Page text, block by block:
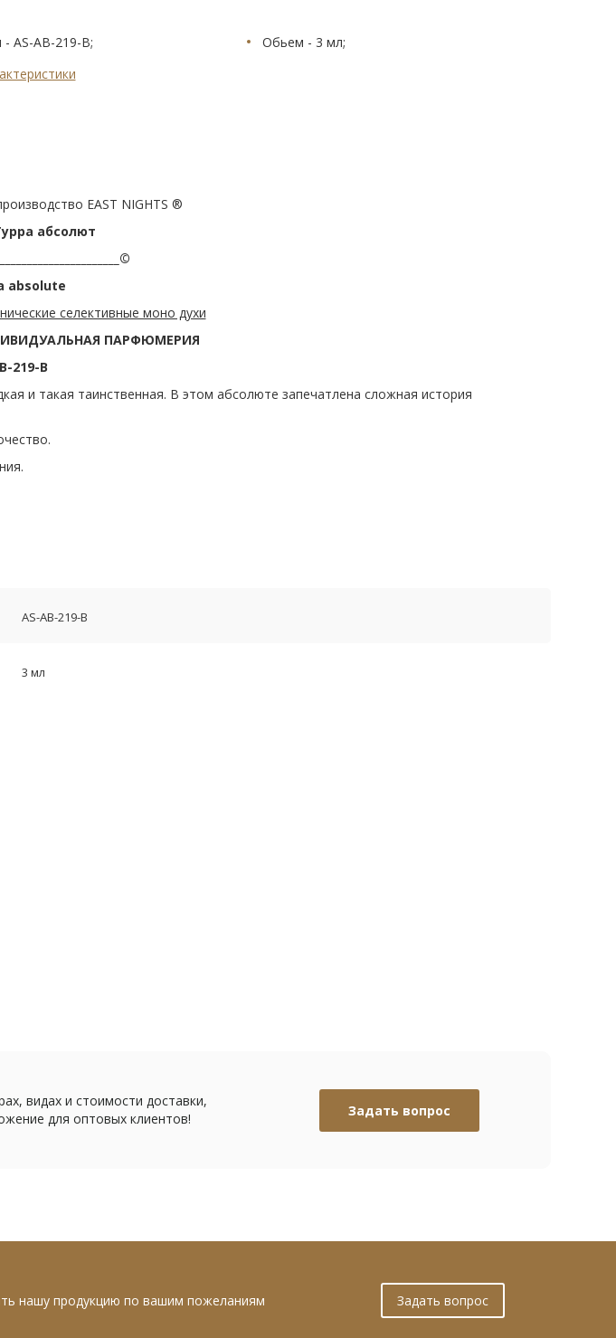
- AS-AB-219-B;
Обьем - 3 мл;
EAST NIGHTS ®
абсолют
absolute
селективные моно духи
ПАРФЮМЕРИЯ
219-B
и такая таинственная. В этом абсолюте запечатлена сложная история
AS-AB-219-B
3 мл
видах и стоимости доставки,
для оптовых клиентов!
Задать вопрос
нашу продукцию по вашим пожеланиям Задать вопрос